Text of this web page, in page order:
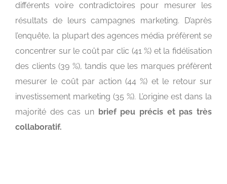
différents voire contradictoires pour mesurer les
résultats de leurs campagnes marketing. D’après
l’enquête, la plupart des agences média préfèrent se
concentrer sur le coût par clic (41 %) et la fidélisation
des clients (39 %), tandis que les marques préfèrent
mesurer le coût par action (44 %) et le retour sur
investissement marketing (35 %). L’origine est dans la
majorité des cas un brief peu précis et pas très
collaboratif.